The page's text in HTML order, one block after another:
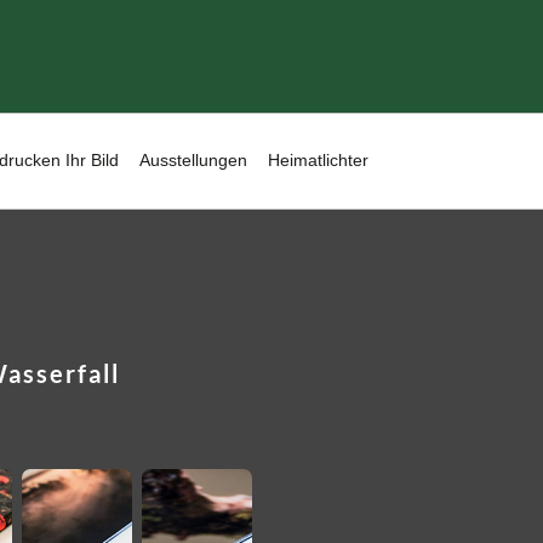
Ihr Bild Ausstellungen Heimatlichter